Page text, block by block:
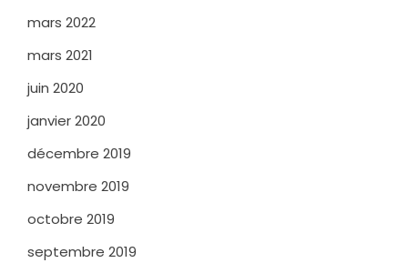
mars 2022
mars 2021
juin 2020
janvier 2020
décembre 2019
novembre 2019
octobre 2019
septembre 2019